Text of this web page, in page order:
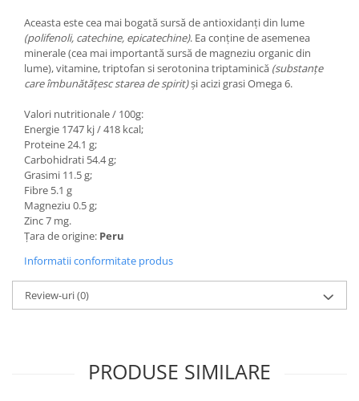
Aceasta este cea mai bogată sursă de antioxidanți din lume
(polifenoli, catechine, epicatechine). Ea conține de asemenea
minerale (cea mai importantă sursă de magneziu organic din
lume), vitamine, triptofan si serotonina triptaminică (substanțe
care îmbunătățesc starea de spirit)și acizi grasi Omega 6.
Valori nutritionale / 100g:
Energie 1747 kj / 418 kcal;
Proteine 24.1 g;
Carbohidrati 54.4 g;
Grasimi 11.5 g;
Fibre 5.1 g
Magneziu 0.5 g;
Zinc 7 mg.
Țara de origine: Peru
Informatii conformitate produs
Review-uri(0)
PRODUSE SIMILARE